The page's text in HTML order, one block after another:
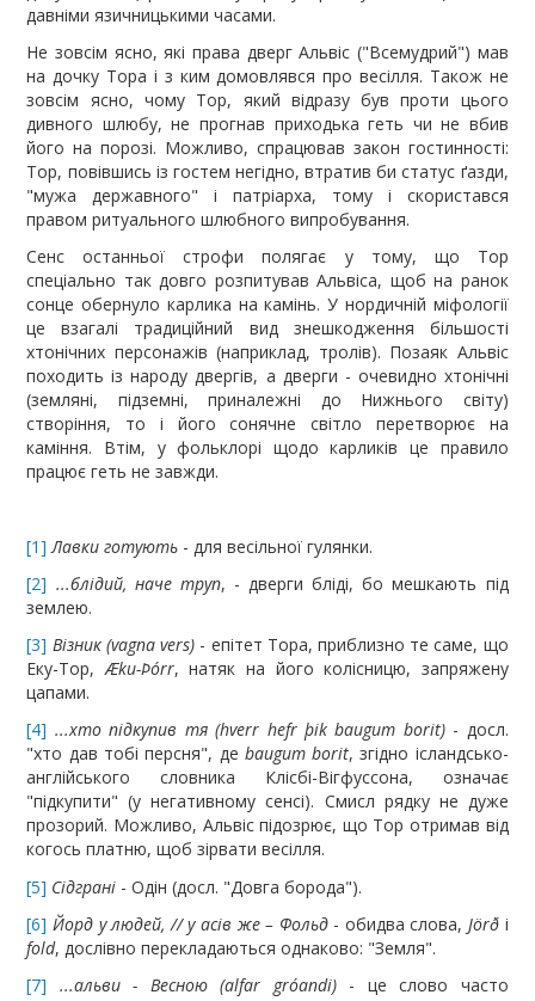
давніми язичницькими часами.
Не зовсім ясно, які права дверг Альвіс ("Всемудрий") мав
на дочку Тора і з ким домовлявся про весілля. Також не
зовсім ясно, чому Тор, який відразу був проти цього
дивного шлюбу, не прогнав приходька геть чи не вбив
його на порозі. Можливо, спрацював закон гостинності:
Тор, повівшись із гостем негідно, втратив би статус ґазди,
"мужа державного" і патріарха, тому і скористався
правом ритуального шлюбного випробування.
Сенс останньоï строфи полягає у тому, що Тор
спеціально так довго розпитував Альвіса, щоб на ранок
сонце обернуло карлика на камінь. У нордичній міфологіï
це взагалі традиційний вид знешкодження більшості
хтонічних персонажів (наприклад, тролів). Позаяк Альвіс
походить із народу двергів, а дверги - очевидно хтонічні
(земляні, підземні, приналежні до Нижнього світу)
створіння, то і його сонячне світло перетворює на
каміння. Втім, у фольклорі щодо карликів це правило
працює геть не завжди.
[1] Лавки готують - для весільноï гулянки.
[2] ...блідий, наче труп, - дверги бліді, бо мешкають під
землею.
[3] Візник (vagna vers) - епітет Тора, приблизно те саме, що
Еку-Тор,Æku-Þórr, натяк на його колісницю, запряжену
цапами.
[4] ...хто підкупив тя (hverr hefr þik baugum borit) - досл.
"хто дав тобі персня", де baugum borit, згідно ісландсько-
англійського словника Клісбі-Вігфуссона, означає
"підкупити" (у негативному сенсі). Смисл рядку не дуже
прозорий. Можливо, Альвіс підозрює, що Тор отримав від
когось платню, щоб зірвати весілля.
[5] Сідграні - Одін (досл. "Довга борода").
[6] Йорд у людей, // у асів же – Фольд- обидва слова, Jörð і
fold, дослівно перекладаються однаково: "Земля".
[7]
...альви - Весною (alfar gróandi)- це слово часто